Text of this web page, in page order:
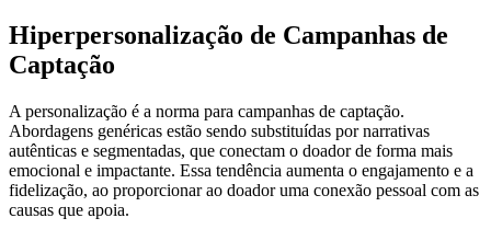
Hiperpersonalização de Campanhas de
Captação
A personalização é a norma para campanhas de captação.
Abordagens genéricas estão sendo substituídas por narrativas
autênticas e segmentadas, que conectam o doador de forma mais
emocional e impactante. Essa tendência aumenta o engajamento e a
fidelização, ao proporcionar ao doador uma conexão pessoal com as
causas que apoia.